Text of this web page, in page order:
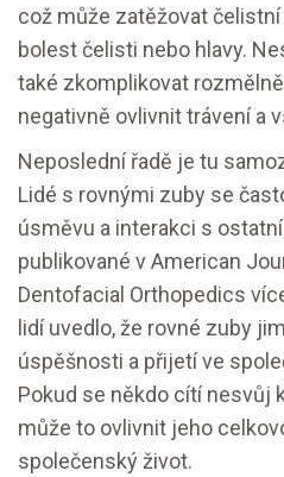
což může zatěžovat
bolest čelisti nebo hlavy.
také zkomplikovat
negativně ovlivnit trávení a
Neposlední řadě je tu
Lidé s rovnými zuby se
úsměvu a interakci s
publikované v American
Dentofacial Orthopedics
lidí uvedlo, že rovné zuby
úspěšnosti a přijetí ve
Pokud se někdo cítí nesvůj
může to ovlivnit jeho
společenský život.